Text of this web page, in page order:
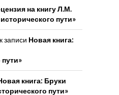
на книгу Л.М.
пути»
к записи Новая книга:
книга: Бруки
пути»